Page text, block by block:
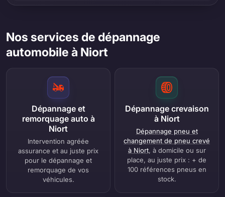
Nos services de dépannage
automobile à Niort
Dépannage et
remorquage auto à
Niort
Intervention agréée
assurance et au juste prix
pour le dépannage et
remorquage de vos
véhicules.
Dépannage crevaison
à Niort
Dépannage pneu et
changement de pneu crevé
à Niort, à domicile ou sur
place, au juste prix : + de
100 références pneus en
stock.